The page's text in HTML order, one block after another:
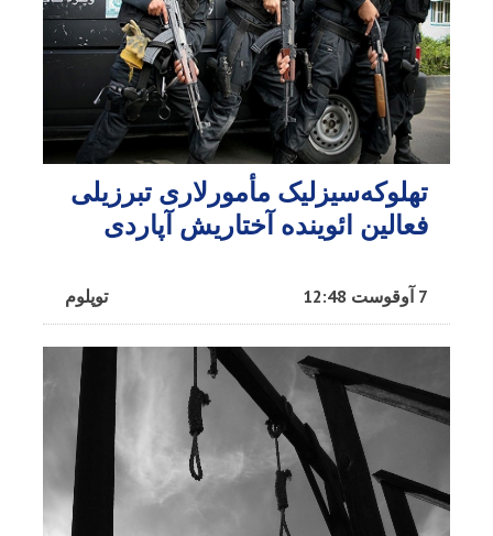
تهلوکه‌سیزلیک مأمورلاری تبرزیلی
فعالین ائوینده آختاریش آپاردی
توپلوم 7 آوقوست 12:48